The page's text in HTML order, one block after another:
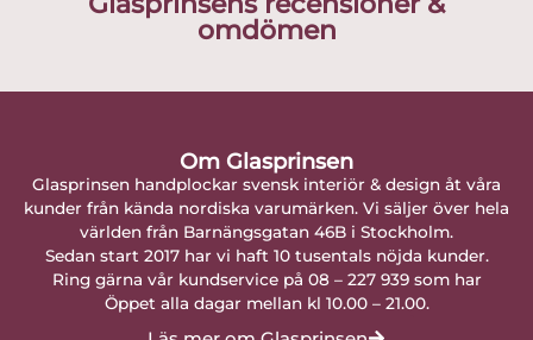
omdömen
Om Glasprinsen
Glasprinsen handplockar svensk interiör & design åt våra
kunder från kända nordiska varumärken. Vi säljer över hela
världen från Barnängsgatan 46B i Stockholm.
Sedan start 2017 har vi haft 10 tusentals nöjda kunder.
Ring gärna vår kundservice på 08 – 227 939 som har
Öppet alla dagar mellan kl 10.00 – 21.00.